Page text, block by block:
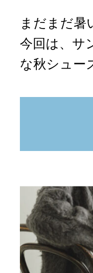
まだまだ暑
今回は、サ
な秋シュー